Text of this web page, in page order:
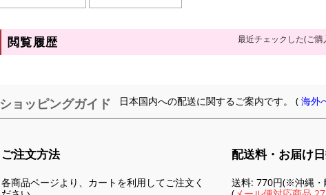
閲覧履歴 最近チェックした(ご購
ショッピングガイド 日本国内への配送に関するご案内です。 (海外
ご注文方法
各商品ページより、カートを利用してご注文く
配送料・お届け
送料: 770円(※沖縄・